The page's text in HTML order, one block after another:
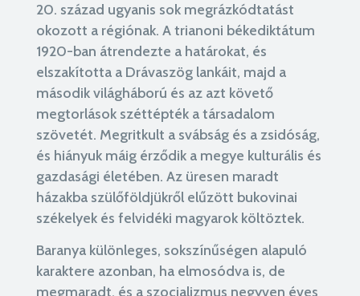
20. század ugyanis sok megrázkódtatást
okozott a régiónak. A trianoni békediktátum
1920-ban átrendezte a határokat, és
elszakította a Drávaszög lankáit, majd a
második világháború és az azt követő
megtorlások széttépték a társadalom
szövetét. Megritkult a svábság és a zsidóság,
és hiányuk máig érződik a megye kulturális és
gazdasági életében. Az üresen maradt
házakba szülőföldjükről elűzött bukovinai
székelyek és felvidéki magyarok költöztek.
Baranya különleges, sokszínűségen alapuló
karaktere azonban, ha elmosódva is, de
megmaradt, és a szocializmus negyven éves